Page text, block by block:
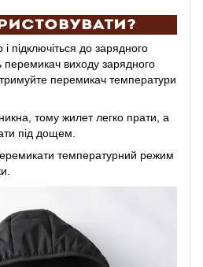
підключіться до зарядного
перемикач виходу зарядного
перемикач температури
тому жилет легко прати, а
під дощем.
температурний режим